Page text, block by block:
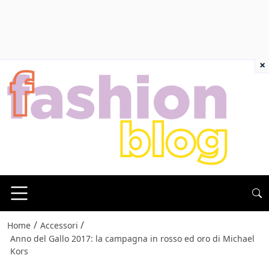
Home / Accessori /
Anno del Gallo 2017: la campagna in rosso ed oro di Michael
Kors
×